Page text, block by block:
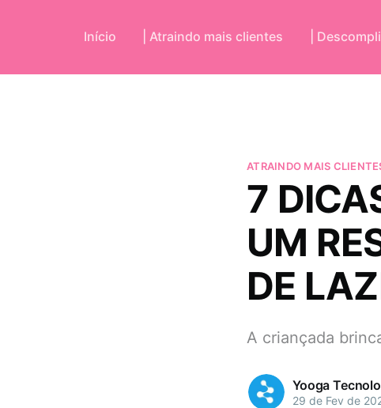
Início | Atraindo mais clientes |
ATRAINDO MAIS
7
UM
DE
A criançada
Yooga
29 de Fev de